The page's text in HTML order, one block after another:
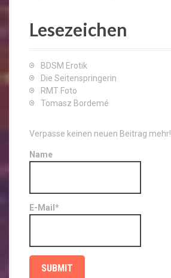
Lesezeichen
BDSM Erotik
Die Seitenspringerin
RMT Foto
Tomasz Bordemé
Verpasse keinen neuen Beitrag mehr!
Name
E-Mail*